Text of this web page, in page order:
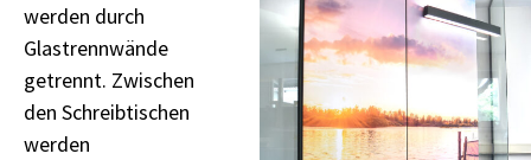
werden durch
Glastrennwände
getrennt. Zwischen
den Schreibtischen
werden